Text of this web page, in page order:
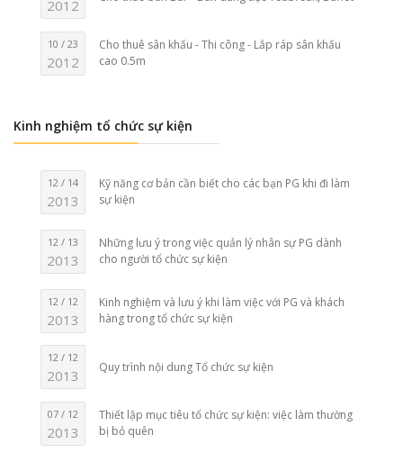
2012
10 / 23
2012
Cho thuê sân khấu - Thi công - Lắp ráp sân khấu
cao 0.5m
Kinh nghiệm tổ chức sự kiện
12 / 14
2013
Kỹ năng cơ bản cần biết cho các bạn PG khi đi làm
sự kiện
12 / 13
2013
Những lưu ý trong việc quản lý nhân sự PG dành
cho người tổ chức sự kiện
12 / 12
2013
Kinh nghiệm và lưu ý khi làm việc với PG và khách
hàng trong tổ chức sự kiện
12 / 12
2013 Quy trình nội dung Tổ chức sự kiện
07 / 12
2013
Thiết lập mục tiêu tổ chức sự kiện: việc làm thường
bị bỏ quên